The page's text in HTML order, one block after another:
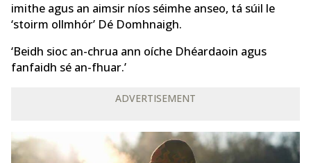
imithe agus an aimsir níos séimhe anseo, tá súil le
‘stoirm ollmhór’ Dé Domhnaigh.
‘Beidh sioc an-chrua ann oíche Dhéardaoin agus
fanfaidh sé an-fhuar.’
ADVERTISEMENT